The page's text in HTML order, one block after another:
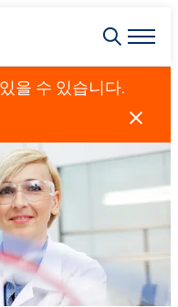
을 수 있습니다.